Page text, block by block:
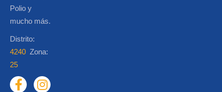
Polio y
mucho más.
Distrito:
4240 Zona:
25